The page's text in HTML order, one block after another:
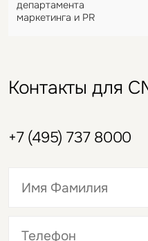
департамента
маркетинга и PR
Контакты для
+7 (495) 737 8000